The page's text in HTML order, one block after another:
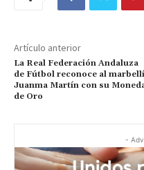
Artículo anterior
La Real Federación Andaluza
de Fútbol reconoce al marbellí
Juanma Martín con su
de Oro
-